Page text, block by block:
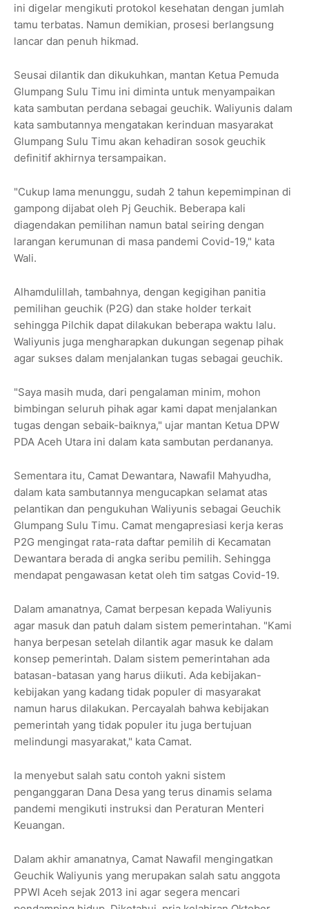
ini digelar mengikuti protokol kesehatan dengan jumlah
tamu terbatas. Namun demikian, prosesi berlangsung
lancar dan penuh hikmad.
Seusai dilantik dan dikukuhkan, mantan Ketua Pemuda
Glumpang Sulu Timu ini diminta untuk menyampaikan
kata sambutan perdana sebagai geuchik. Waliyunis dalam
kata sambutannya mengatakan kerinduan masyarakat
Glumpang Sulu Timu akan kehadiran sosok geuchik
definitif akhirnya tersampaikan.
"Cukup lama menunggu, sudah 2 tahun kepemimpinan di
gampong dijabat oleh Pj Geuchik. Beberapa kali
diagendakan pemilihan namun batal seiring dengan
larangan kerumunan di masa pandemi Covid-19," kata
Wali.
Alhamdulillah, tambahnya, dengan kegigihan panitia
pemilihan geuchik (P2G) dan stake holder terkait
sehingga Pilchik dapat dilakukan beberapa waktu lalu.
Waliyunis juga mengharapkan dukungan segenap pihak
agar sukses dalam menjalankan tugas sebagai geuchik.
"Saya masih muda, dari pengalaman minim, mohon
bimbingan seluruh pihak agar kami dapat menjalankan
tugas dengan sebaik-baiknya," ujar mantan Ketua DPW
PDA Aceh Utara ini dalam kata sambutan perdananya.
Sementara itu, Camat Dewantara, Nawafil Mahyudha,
dalam kata sambutannya mengucapkan selamat atas
pelantikan dan pengukuhan Waliyunis sebagai Geuchik
Glumpang Sulu Timu. Camat mengapresiasi kerja keras
P2G mengingat rata-rata daftar pemilih di Kecamatan
Dewantara berada di angka seribu pemilih. Sehingga
mendapat pengawasan ketat oleh tim satgas Covid-19.
Dalam amanatnya, Camat berpesan kepada Waliyunis
agar masuk dan patuh dalam sistem pemerintahan. "Kami
hanya berpesan setelah dilantik agar masuk ke dalam
konsep pemerintah. Dalam sistem pemerintahan ada
batasan-batasan yang harus diikuti. Ada kebijakan-
kebijakan yang kadang tidak populer di masyarakat
namun harus dilakukan. Percayalah bahwa kebijakan
pemerintah yang tidak populer itu juga bertujuan
melindungi masyarakat," kata Camat.
Ia menyebut salah satu contoh yakni sistem
penganggaran Dana Desa yang terus dinamis selama
pandemi mengikuti instruksi dan Peraturan Menteri
Keuangan.
Dalam akhir amanatnya, Camat Nawafil mengingatkan
Geuchik Waliyunis yang merupakan salah satu anggota
PPWI Aceh sejak 2013 ini agar segera mencari